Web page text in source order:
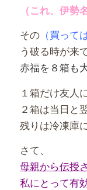
（これ、伊勢
その（買って
う破る時が来
赤福を８箱も
１箱だけ友人
２箱は当日と
残りは冷凍庫
さて、
母親から伝授
私にとって有